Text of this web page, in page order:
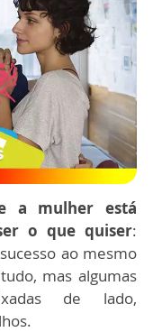
a mulher está
o que quiser:
ao mesmo
mas algumas
de lado,